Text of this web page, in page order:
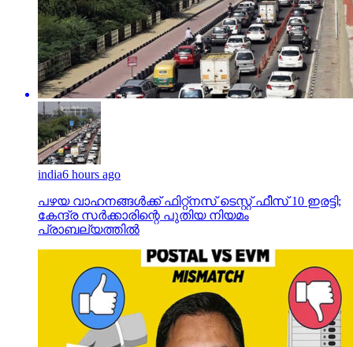
india6 hours ago
പഴയ വാഹനങ്ങള്‍ക്ക് ഫിറ്റ്‌നസ് ടെസ്റ്റ് ഫീസ് 10 ഇരട്ടി;
കേന്ദ്ര സര്‍ക്കാരിന്റെ പുതിയ നിയമം
പ്രാബല്യത്തില്‍